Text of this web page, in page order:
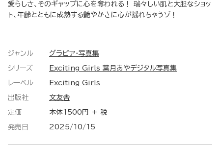
愛らしさ、そのギャップに心を奪われる！ 瑞々しい肌と大胆なショッ
ト、年齢とともに成熟する艶やかさに心が揺れちゃうゾ！
ジャンル グラビア・写真集
シリーズ Exciting Girls 葉月あやデジタル写真集
レーベル Exciting Girls
出版社 文友舎
定価 本体1500円 ＋ 税
発売日 2025/10/15